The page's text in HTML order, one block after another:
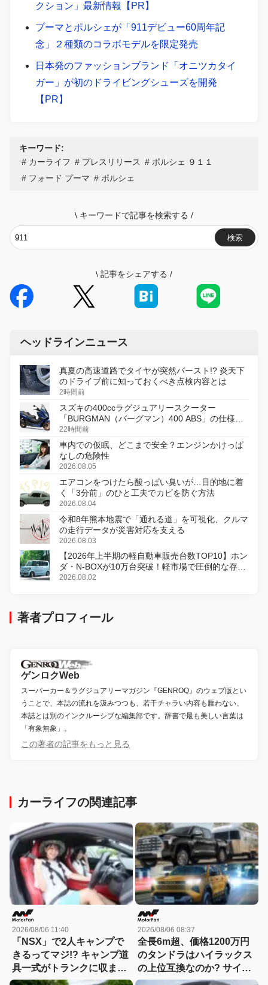
クション」最新情報【PR】
プーマとポルシェが「911デビュー60周年記
念」２種類のコラボモデルを限定発売
日本発のファッションブランド「オニツカタイ
ガー」が初のドライビングシューズを開発
【PR】
キーワード:
カーライフ
プレスリリース
ポルシェ ９１１
フォード プーマ
ポルシェ
\ キーワードで記事を検索する /
検索
\ 記事をシェアする /
ヘッドラインニュース
真夏の高速道路でタイヤが突然バースト!? 炎天下
のドライブ前に知っておくべき点検内容とは
2時間前
スズキの400ccラグジュアリースクーター
「BURGMAN（バーグマン）400 ABS」の仕様を
変更し、8月18日に発売
22時間前
車内での仮眠、どこまで安全？エンジンかけっぱ
なしの危険性
2026.08.05
エアコンをつけたら酸っぱい臭いが…目的地に着
く「3分前」のひと工夫でカビを防ぐ方法
2026.08.04
令和8年熊本地震で「通れる道」を可視化、クルマ
の走行データが災害対応を支える
2026.08.03
【2026年上半期の軽自動車販売台数TOP10】ホン
ダ・N-BOXが10万台突破！軽市場で圧倒的な存在
感
2026.08.02
著者プロフィール
ゲンロクWeb
スーパーカー＆ラグジュアリーマガジン『GENROQ』のウェブ版とい
うことで、本誌の流れを汲みつつも、若干チャラい内容も厭わない、
本誌とは別のインクルーシブな編集部です。辞書で最も美しい言葉は
「有象無象」。
この著者の記事をもっと見る
カーライフの関連記事
2026/08/06 11:40
「NSX」で2人キャンプで
きるってマジ!? キャンプ道
具一式がトランクに収まっ
た！「シビックRS」なら
2026/08/06 08:37
全長6m超、価格1200万円
のタンドラはハイラックス
の上位互換なのか? サイ
ズ・装備・走り・価格を徹